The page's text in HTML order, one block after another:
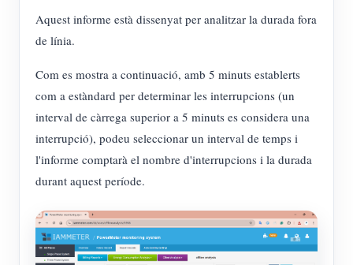
Aquest informe està dissenyat per analitzar la durada fora
de línia.
Com es mostra a continuació, amb 5 minuts establerts
com a estàndard per determinar les interrupcions (un
interval de càrrega superior a 5 minuts es considera una
interrupció), podeu seleccionar un interval de temps i
l'informe comptarà el nombre d'interrupcions i la durada
durant aquest període.